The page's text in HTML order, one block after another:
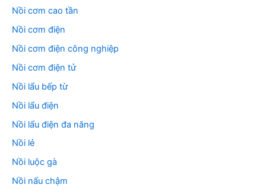
Nồi cơm cao tần
Nồi cơm điện
Nồi cơm điện công nghiệp
Nồi cơm điện tử
Nồi lẩu bếp từ
Nồi lẩu điện
Nồi lẩu điện đa năng
Nồi lẻ
Nồi luộc gà
Nồi nấu chậm